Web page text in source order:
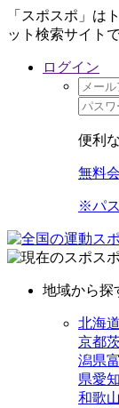
「スポスポ」は
ット検索サイト
ログイン
便利
無料
※パ
地域から探
北海道
京都
潟県
県愛
和歌